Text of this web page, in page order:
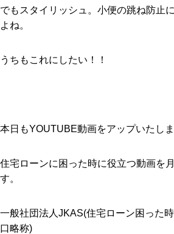
でもスタイリッシュ。小便の跳ね防止
よね。
うちもこれにしたい！！
本日もYOUTUBE動画をアップいたし
住宅ローンに困った時に役立つ動画を
す。
一般社団法人JKAS(住宅ローン困った
口略称)